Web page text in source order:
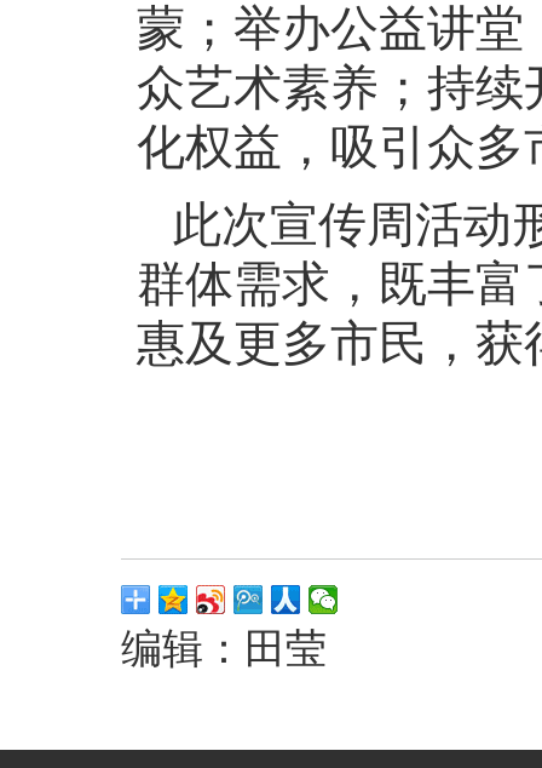
蒙；举办公益讲
众艺术素养；持
化权益，吸引众
此次宣传周活动
群体需求，既丰
惠及更多市民，获
编辑：田莹